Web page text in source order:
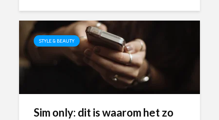
STYLE & BEAUTY
Sim only: dit is waarom het zo